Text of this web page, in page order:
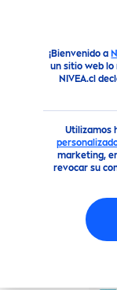
¡Bienvenido a
un sitio web
NIVEA.cl
Utilizamos
marketing,
revocar su
Productos
NIVEA